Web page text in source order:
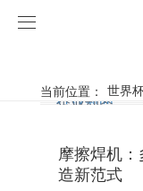
世界杯官网线
旋弧焊机
产品视频
当前位置： 世界
行业新闻
企业动态
摩擦焊机
造新范式